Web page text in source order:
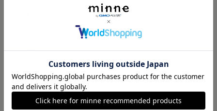
食品販売
ヴィンテージ販売
ダウンロード販売
minne PLUS